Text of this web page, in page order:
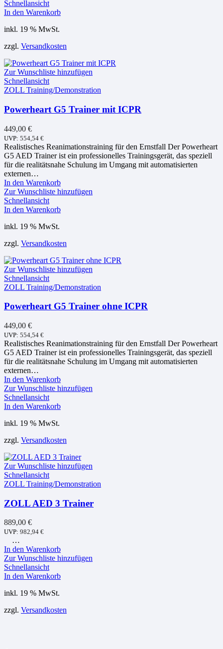
Schnellansicht
In den Warenkorb
inkl. 19 % MwSt.
zzgl. Versandkosten
Zur Wunschliste hinzufügen
Schnellansicht
ZOLL Training/Demonstration
Powerheart G5 Trainer mit ICPR
449,00 €
UVP: 554,54 €
Realistisches Reanimationstraining für den Ernstfall Der Powerheart
G5 AED Trainer ist ein professionelles Trainingsgerät, das speziell
für die realitätsnahe Schulung im Umgang mit automatisierten
externen…
In den Warenkorb
Zur Wunschliste hinzufügen
Schnellansicht
In den Warenkorb
inkl. 19 % MwSt.
zzgl. Versandkosten
Zur Wunschliste hinzufügen
Schnellansicht
ZOLL Training/Demonstration
Powerheart G5 Trainer ohne ICPR
449,00 €
UVP: 554,54 €
Realistisches Reanimationstraining für den Ernstfall Der Powerheart
G5 AED Trainer ist ein professionelles Trainingsgerät, das speziell
für die realitätsnahe Schulung im Umgang mit automatisierten
externen…
In den Warenkorb
Zur Wunschliste hinzufügen
Schnellansicht
In den Warenkorb
inkl. 19 % MwSt.
zzgl. Versandkosten
Zur Wunschliste hinzufügen
Schnellansicht
ZOLL Training/Demonstration
ZOLL AED 3 Trainer
889,00 €
UVP: 982,94 €
…
In den Warenkorb
Zur Wunschliste hinzufügen
Schnellansicht
In den Warenkorb
inkl. 19 % MwSt.
zzgl. Versandkosten